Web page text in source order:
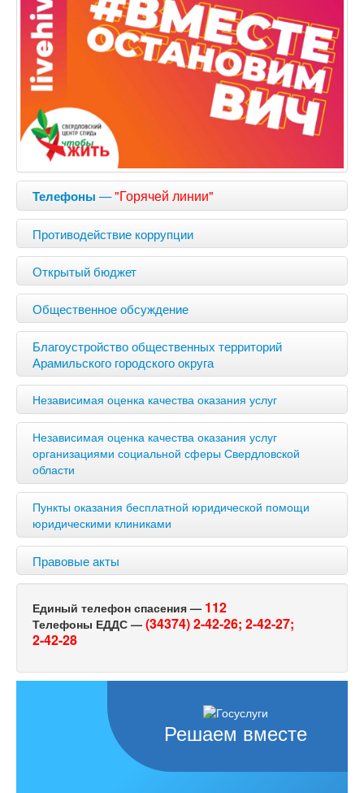
Телефоны —"Горячей линии"
Противодействие коррупции
Открытый бюджет
Общественное обсуждение
Благоустройство общественных территорий
Арамильского городского округа
Независимая оценка качества оказания услуг
Независимая оценка качества оказания услуг
организациями социальной сферы Свердловской
области
Пункты оказания бесплатной юридической помощи
юридическими клиниками
Правовые акты
Единый телефон спасения — 112
Телефоны ЕДДС — (34374) 2-42-26; 2-42-27;
2-42-28
Решаем вместе